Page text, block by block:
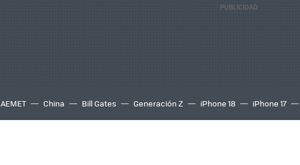
AEMET China Bill Gates Generación Z iPhone 18 iPhone 17